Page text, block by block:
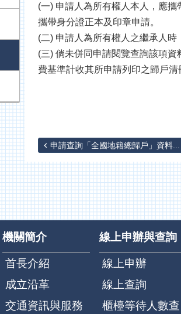
(一) 申請人為所有權人本人，應
攜帶身分證正本及印章申請。
(二) 申請人為所有權人之繼承人
(三) 倘未併同申請閱覽查詢該項
費基準計收其所申請列印之歸戶清
申請查詢「全國地籍總歸戶」資料...
機關簡介
首長介紹
成立沿革
交通資訊與服務
線上申辦與查詢
線上申辦
線上查詢
櫃檯等待人數查